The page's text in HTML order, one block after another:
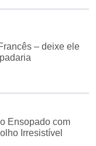
– deixe ele
Ensopado com
Irresistível